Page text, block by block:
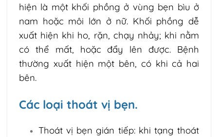
hiện là một khối phồng ở vùng bẹn bìu ở
nam hoặc môi lớn ở nữ. Khối phồng dễ
xuất hiện khi ho, rặn, chạy nhảy; khi nằm
có thể mất, hoặc đẩy lên được. Bệnh
thường xuất hiện một bên, có khi cả hai
bên.
Các loại thoát vị bẹn.
Thoát vị bẹn gián tiếp: khi tạng thoát